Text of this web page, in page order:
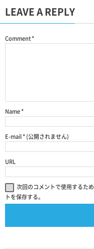
LEAVE A REPLY
Comment*
Name*
E-mail*(公開されません)
URL
次回のコメントで使用するた
トを保存する。